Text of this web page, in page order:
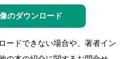
のダウンロード
ードできない場合や、著者イン